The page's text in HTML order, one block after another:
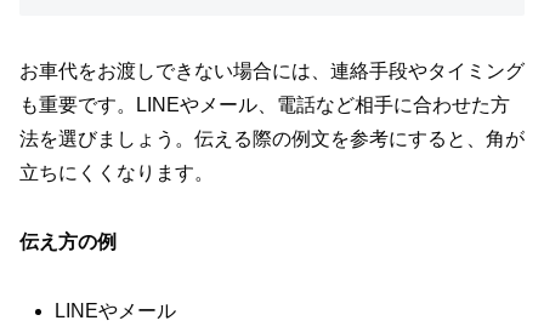
お車代をお渡しできない場合には、連絡手段やタイミング
も重要です。LINEやメール、電話など相手に合わせた方
法を選びましょう。伝える際の例文を参考にすると、角が
立ちにくくなります。
伝え方の例
LINEやメール